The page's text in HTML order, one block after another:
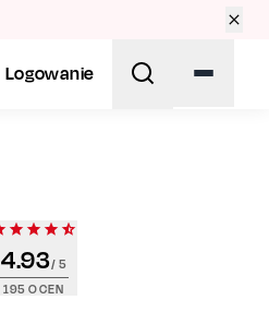
Logowanie
4.93/ 5
195 OCEN